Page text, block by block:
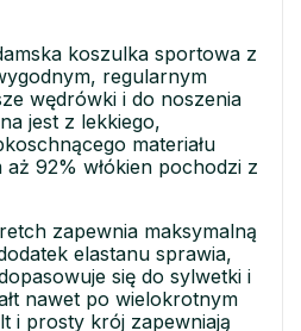
koszulka sportowa z
regularnym
wędrówki i do noszenia
jest z lekkiego,
materiału
92% włókien pochodzi z
zapewnia maksymalną
elastanu sprawia,
się do sylwetki i
nawet po wielokrotnym
i prosty krój zapewniają